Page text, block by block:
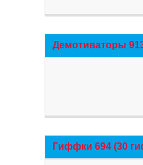
Демотиваторы
Гиффки 694 (30